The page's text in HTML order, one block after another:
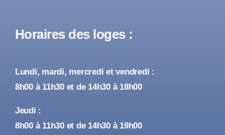
Horaires des loges :
Lundi, mardi, mercredi et vendredi :
8h00 à 11h30 et de 14h30 à 18h00
Jeudi :
8h00 à 11h30 et de 14h30 à 19h00